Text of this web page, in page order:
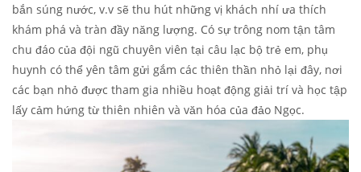
bắn súng nước, v.v sẽ thu hút những vị khách nhí ưa thích
khám phá và tràn đầy năng lượng. Có sự trông nom tận tâm
chu đáo của đội ngũ chuyên viên tại câu lạc bộ trẻ em, phụ
huynh có thể yên tâm gửi gắm các thiên thần nhỏ lại đây, nơi
các bạn nhỏ được tham gia nhiều hoạt động giải trí và học tập
lấy cảm hứng từ thiên nhiên và văn hóa của đảo Ngọc.